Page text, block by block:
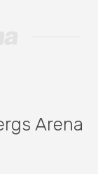
Arena